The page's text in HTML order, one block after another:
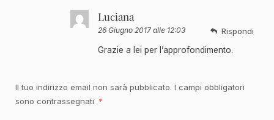
Luciana
26 Giugno 2017 alle 12:03
Grazie a lei per l’approfondimento.
Rispondi
Il tuo indirizzo email non sarà pubblicato. I campi obbligatori
sono contrassegnati *